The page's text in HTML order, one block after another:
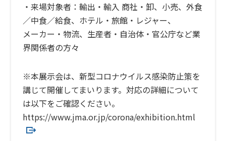
・来場対象者：輸出・輸入 商社・卸、小売、外食
／中食／給食、ホテル・旅館・レジャー、
メーカー・物流、生産者・自治体・官公庁など業
界関係者の方々
※本展示会は、新型コロナウイルス感染防止策を
講じて開催してまいります。対応の詳細について
は以下をご確認ください。
https://www.jma.or.jp/corona/exhibition.html